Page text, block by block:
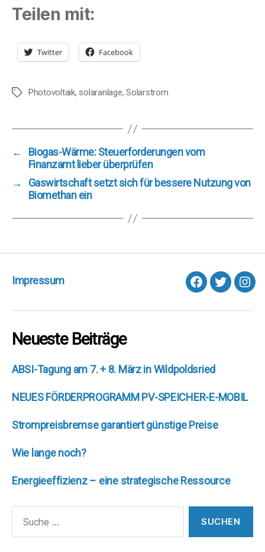
Teilen mit:
Twitter Facebook
Schlagwörter
Photovoltaik, solaranlage,Solarstrom
←
Biogas-Wärme: Steuerforderungen vom
Finanzamt lieber überprüfen
→
Gaswirtschaft setzt sich für bessere Nutzung von
Biomethan ein
Impressum
facebook
Twitter
Neueste Beiträge
ABSI-Tagung am 7. + 8. März in Wildpoldsried
NEUES FÖRDERPROGRAMM PV-SPEICHER-E-MOBIL
Strompreisbremse garantiert günstige Preise
Wie lange noch?
Energieeffizienz – eine strategische Ressource
nach: